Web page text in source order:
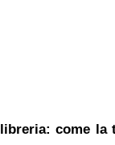
come la